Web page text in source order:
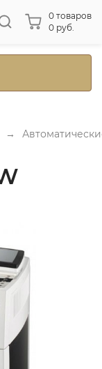
0 товаров
0 руб.
→